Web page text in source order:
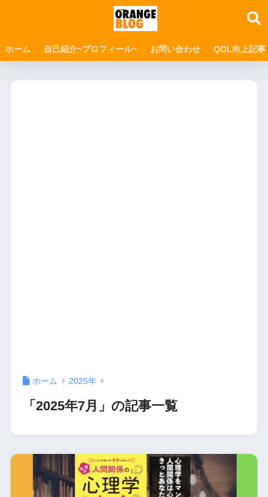
ホーム 自己紹介~プロフィール~ お問い合わせ QOL向上記事
ホーム 2025年
「2025年7月」の記事一覧